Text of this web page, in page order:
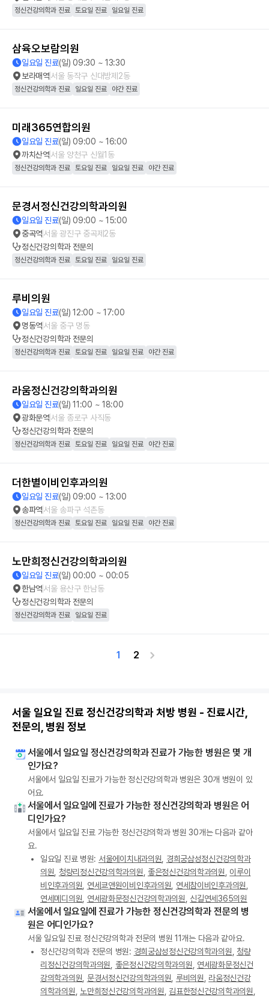
정신건강의학과 진료 토요일 진료 일요일 진료
삼육오보람의원
일요일 진료(일) 09:30 ~ 13:30
보라매역서울 동작구 신대방제2동
정신건강의학과 진료 일요일 진료 야간 진료
미래365연합의원
일요일 진료(일) 09:00 ~ 16:00
까치산역서울 양천구 신월1동
정신건강의학과 진료 토요일 진료 일요일 진료 야간 진료
문경서정신건강의학과의원
일요일 진료(일) 09:00 ~ 15:00
중곡역서울 광진구 중곡제2동
정신건강의학과전문의
정신건강의학과 진료 토요일 진료 일요일 진료
루비의원
일요일 진료(일) 12:00 ~ 17:00
명동역서울 중구 명동
정신건강의학과전문의
정신건강의학과 진료 토요일 진료 일요일 진료 야간 진료
라움정신건강의학과의원
일요일 진료(일) 11:00 ~ 18:00
광화문역서울 종로구 사직동
정신건강의학과전문의
정신건강의학과 진료 토요일 진료 일요일 진료 야간 진료
더한별이비인후과의원
일요일 진료(일) 09:00 ~ 13:00
송파역서울 송파구 석촌동
정신건강의학과 진료 토요일 진료 일요일 진료 야간 진료
노만희정신건강의학과의원
일요일 진료(일) 00:00 ~ 00:05
한남역서울 용산구 한남동
정신건강의학과전문의
정신건강의학과 진료 일요일 진료
1 2
서울 일요일 진료 정신건강의학과 처방 병원 - 진료시간,
전문의, 병원 정보
서울에서 일요일 정신건강의학과 진료가 가능한 병원은 몇 개
인가요?
서울에서 일요일 진료가 가능한 정신건강의학과 병원은 30개 병원이 있
어요.
서울에서 일요일에 진료가 가능한 정신건강의학과 병원은 어
디인가요?
서울에서 일요일 진료 가능한 정신건강의학과 병원 30개는 다음과 같아
요.
일요일 진료 병원: 서울에이치내과의원
경희궁삼성정신건강의학과
의원
청량리정신건강의학과의원 좋은정신건강의학과의원
이루이
비인후과의원
연세쿄앤원이비인후과의원 연세참이비인후과의원
연세메디의원
연세광화문정신건강의학과의원 신길연세365의원
서울에서 일요일에 진료가 가능한 정신건강의학과 전문의 병
원은 어디인가요?
서울 일요일 진료 정신건강의학과 전문의 병원 11개는 다음과 같아요.
정신건강의학과 전문의 병원: 경희궁삼성정신건강의학과의원
청량
리정신건강의학과의원
좋은정신건강의학과의원
연세광화문정신건
강의학과의원
문경서정신건강의학과의원 루비의원
라움정신건강
의학과의원
노만희정신건강의학과의원 김표한정신건강의학과의원